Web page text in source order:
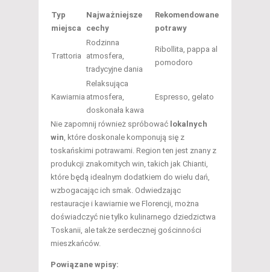
Typ
miejsca
Najważniejsze
cechy
Rekomendowane
potrawy
Trattoria
Rodzinna
atmosfera,
tradycyjne dania
Ribollita, pappa al
pomodoro
Kawiarnia
Relaksująca
atmosfera,
doskonała kawa
Espresso, gelato
Nie zapomnij również spróbować lokalnych
win , które doskonale komponują się z
toskańskimi potrawami. Region ten jest znany z
produkcji znakomitych win, takich jak Chianti,
które będą idealnym dodatkiem do wielu dań,
wzbogacając ich smak. Odwiedzając
restauracje i kawiarnie we Florencji, można
doświadczyć nie tylko kulinarnego dziedzictwa
Toskanii, ale także serdecznej gościnności
mieszkańców.
Powiązane wpisy: